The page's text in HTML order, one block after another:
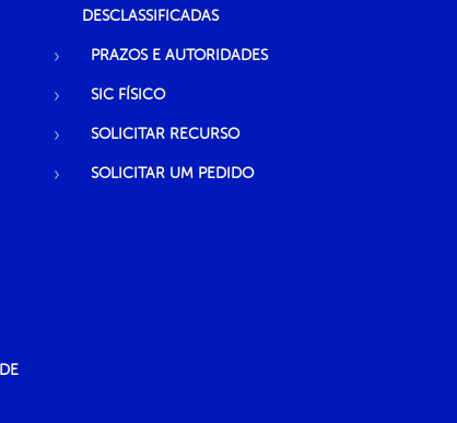
DESCLASSIFICADAS
PRAZOS E AUTORIDADES
SIC FÍSICO
SOLICITAR RECURSO
SOLICITAR UM PEDIDO